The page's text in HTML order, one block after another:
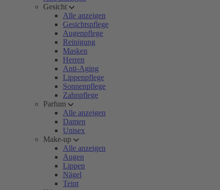
Gesicht
Alle anzeigen
Gesichtspflege
Augenpflege
Reinigung
Masken
Herren
Anti-Aging
Lippenpflege
Sonnenpflege
Zahnpflege
Parfum
Alle anzeigen
Damen
Unisex
Make-up
Alle anzeigen
Augen
Lippen
Nägel
Teint